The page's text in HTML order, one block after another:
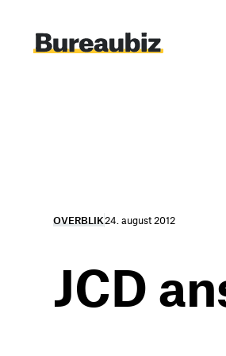
indhold
OVERBLIK24. august 2012
JCD